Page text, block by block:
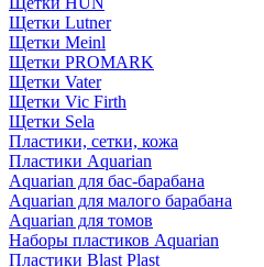
Щетки Lutner
Щетки Meinl
Щетки PROMARK
Щетки Vater
Щетки Vic Firth
Щетки Sela
Пластики, сетки, кожа
Пластики Aquarian
Aquarian для бас-барабана
Aquarian для малого барабана
Aquarian для томов
Наборы пластиков Aquarian
Пластики Blast Plast